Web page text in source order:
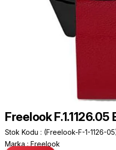
Freelook
Stok Kodu
(Freelook-F-1-1126-
Marka : Freelook